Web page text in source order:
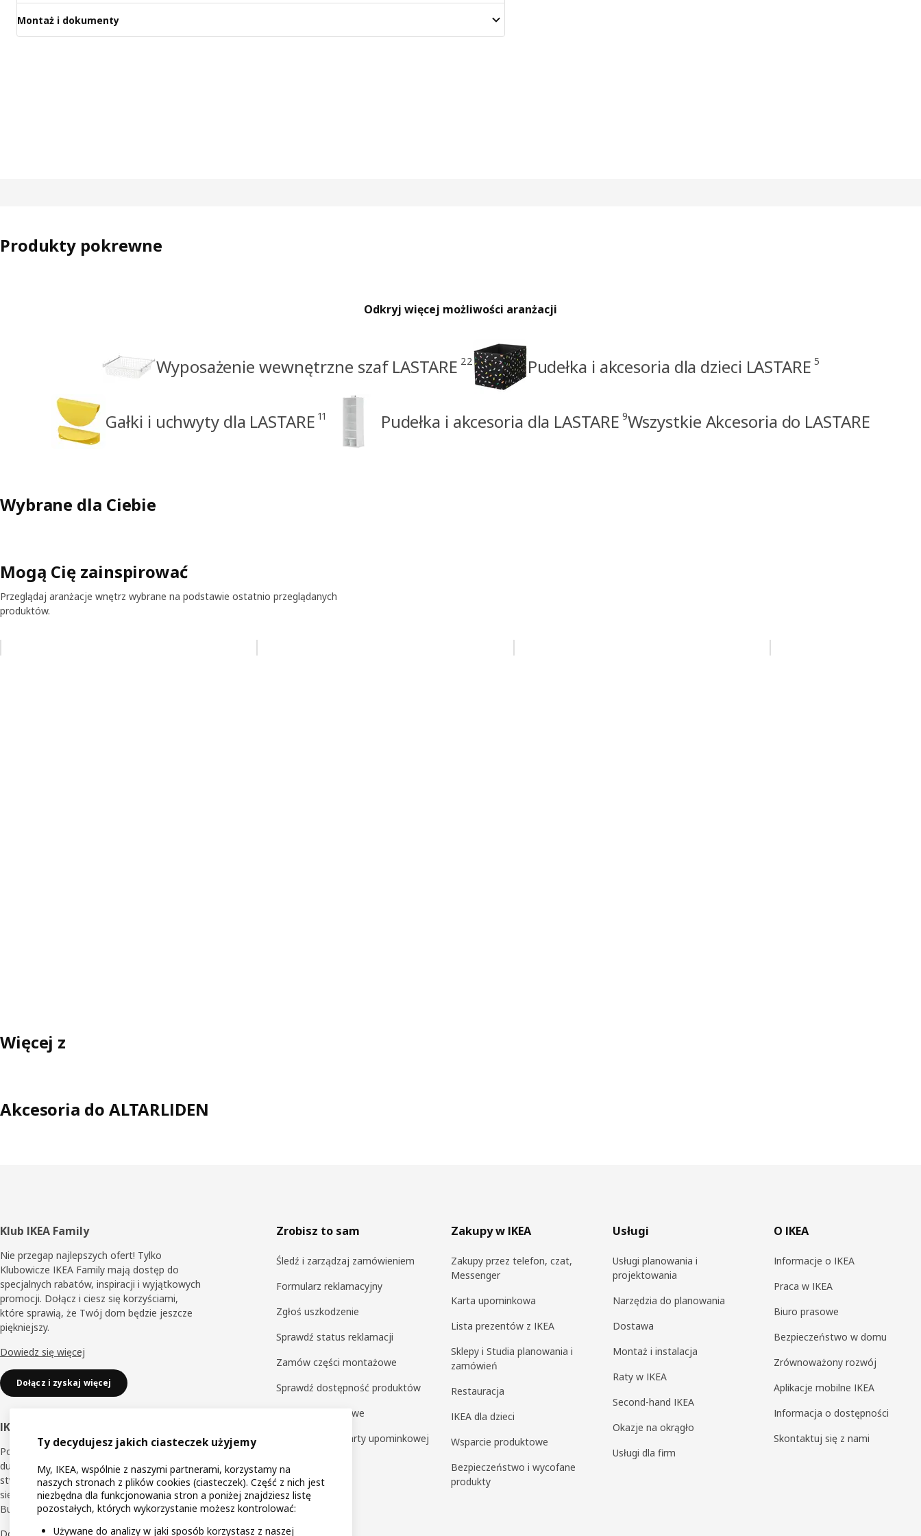
Montaż i dokumenty
Produkty pokrewne
Odkryj więcej możliwości aranżacji
Wyposażenie wewnętrzne szaf LASTARE 22 Pudełka i akcesoria dla dzieci LASTARE 5
Gałki i uchwyty dla LASTARE 11 Pudełka i akcesoria dla LASTARE 9Wszystkie Akcesoria do LASTARE
Wybrane dla Ciebie
Mogą Cię zainspirować
Przeglądaj aranżacje wnętrz wybrane na podstawie ostatnio przeglądanych
produktów.
Więcej z
Akcesoria do ALTARLIDEN
Stopka
Klub IKEA Family
Nie przegap najlepszych ofert! Tylko
Klubowicze IKEA Family mają dostęp do
specjalnych rabatów, inspiracji i wyjątkowych
promocji. Dołącz i ciesz się korzyściami,
które sprawią, że Twój dom będzie jeszcze
piękniejszy.
Dowiedz się więcej
Dołącz i zyskaj więcej
IKEA Business Network
Poznaj korzyści dedykowane dla małych i
dużych przedsiębiorców, dzięki którym
stworzysz jeszcze lepsze miejsce pracy dla
siebie i innych. Dołącz do Klubu IKEA
Business Network.
Dowiedz się więcej
Zrobisz to sam
Śledź i zarządzaj zamówieniem
Formularz reklamacyjny
Zgłoś uszkodzenie
Sprawdź status reklamacji
Zamów części montażowe
Sprawdź dostępność produktów
Zwroty ekspresowe
Sprawdź saldo karty upominkowej
Zakupy w IKEA
Zakupy przez telefon, czat,
Messenger
Karta upominkowa
Lista prezentów z IKEA
Sklepy i Studia planowania i
zamówień
Restauracja
IKEA dla dzieci
Wsparcie produktowe
Bezpieczeństwo i wycofane
produkty
Usługi
Usługi planowania i
projektowania
Narzędzia do planowania
Dostawa
Montaż i instalacja
Raty w IKEA
Second-hand IKEA
Okazje na okrągło
Usługi dla firm
O IKEA
Informacje o IKEA
Praca w IKEA
Biuro prasowe
Bezpieczeństwo w domu
Zrównoważony rozwój
Aplikacje mobilne IKEA
Informacja o dostępności
Skontaktuj się z nami
Ty decydujesz jakich ciasteczek użyjemy
My, IKEA, wspólnie z naszymi partnerami, korzystamy na
naszych stronach z plików cookies (ciasteczek). Część z nich jest
niezbędna dla funkcjonowania stron a poniżej znajdziesz listę
pozostałych, których wykorzystanie możesz kontrolować:
Używane do analizy w jaki sposób korzystasz z naszej